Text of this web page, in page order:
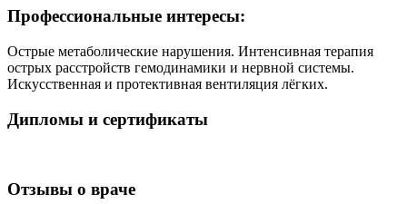
Профессиональные интересы:
Острые метаболические нарушения. Интенсивная терапия
острых расстройств гемодинамики и нервной системы.
Искусственная и протективная вентиляция лёгких.
Дипломы и сертификаты
Отзывы о враче